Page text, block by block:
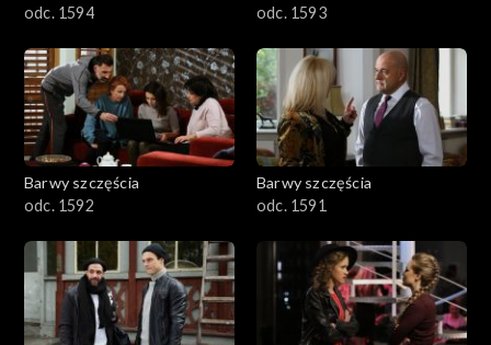
1801–1900
1701–1800
1601–1700
1501–1600
1401–1500
odc. 1594
odc. 1593
Barwy szczęścia
odc. 1592
Barwy szczęścia
odc. 1591